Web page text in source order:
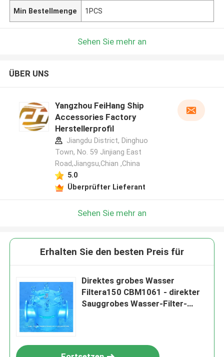
Min Bestellmenge 1PCS
Sehen Sie mehr an
ÜBER UNS
Yangzhou FeiHang Ship
Accessories Factory
Herstellerprofil
Jiangdu District, Dinghuo
Town, No. 59 Jinjiang East
Road,Jiangsu,Chian ,China
5.0
Überprüfter Lieferant
Sehen Sie mehr an
Erhalten Sie den besten Preis für
Direktes grobes Wasser
Filtera150 CBM1061 - direkter
Sauggrobes Wasser-Filter-